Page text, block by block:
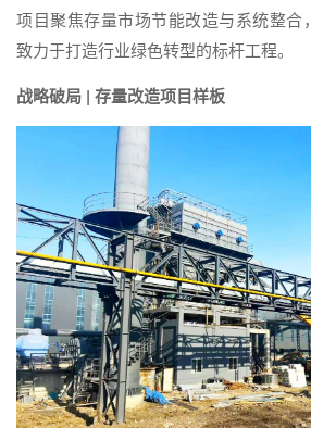
项目聚焦存量市场节能改造与系统整合
致力于打造行业绿色转型的标杆工程。
战略破局 | 存量改造项目样板